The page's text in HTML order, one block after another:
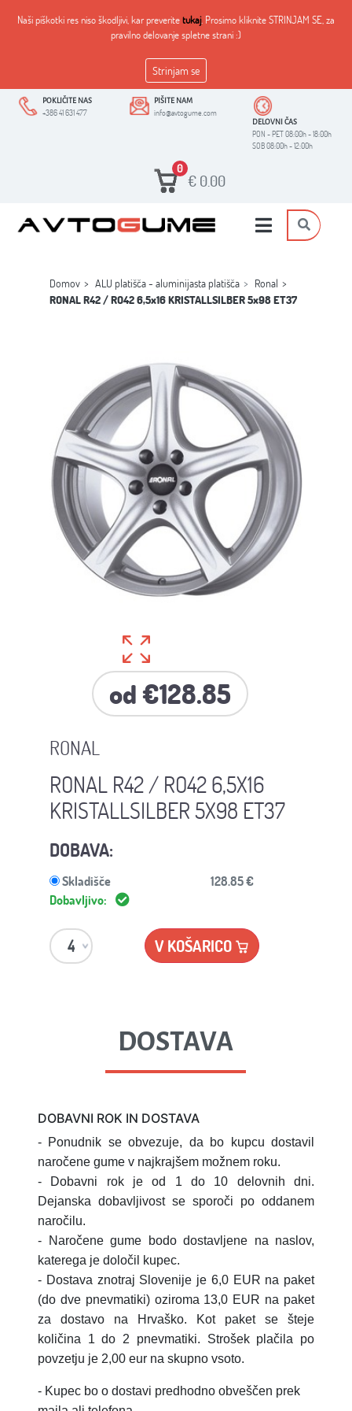
Naši piškotki res niso škodljivi, kar preveritetukaj. Prosimo kliknite STRINJAM SE, za
pravilno delovanje spletne strani :)
Strinjam se
POKLIČITE NAS
+386 41 631 477
PIŠITE NAM
info@avtogume.com
DELOVNI ČAS
PON - PET 08:00h - 18:00h
SOB 08:00h - 12:00h
0
€ 0.00
Domov ALU platišča - aluminijasta platišča
Ronal
RONAL R42 / RO42 6,5x16 KRISTALLSILBER 5x98 ET37
RONAL
od €128.85
RONAL R42 / RO42 6,5X16
KRISTALLSILBER 5X98 ET37
DOBAVA:
Skladišče
128.85 €
Dobavljivo:
V KOŠARICO
DOSTAVA
DOBAVNI ROK IN DOSTAVA
- Ponudnik se obvezuje, da bo kupcu dostavil
naročene gume v najkrajšem možnem roku.
- Dobavni rok je od 1 do 10 delovnih dni.
Dejanska dobavljivost se sporoči po oddanem
naročilu.
- Naročene gume bodo dostavljene na naslov,
katerega je določil kupec.
- Dostava znotraj Slovenije je 6,0 EUR na paket
(do dve pnevmatiki) oziroma 13,0 EUR na paket
za dostavo na Hrvaško.
Kot paket se šteje
količina 1 do 2 pnevmatiki. Strošek plačila po
povzetju je 2,00 eur na skupno vsoto.
- Kupec bo o dostavi predhodno obveščen prek